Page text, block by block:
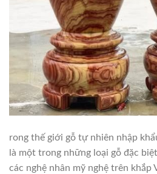
rong thế giới gỗ tự nhiên nhập
là một trong những loại gỗ đặc
các nghệ nhân mỹ nghệ trên khắp